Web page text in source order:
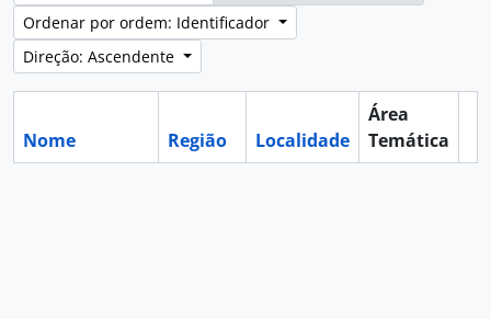
Ordenar por ordem: Identificador
Direção: Ascendente
Nome Região Localidade
Área
Temática